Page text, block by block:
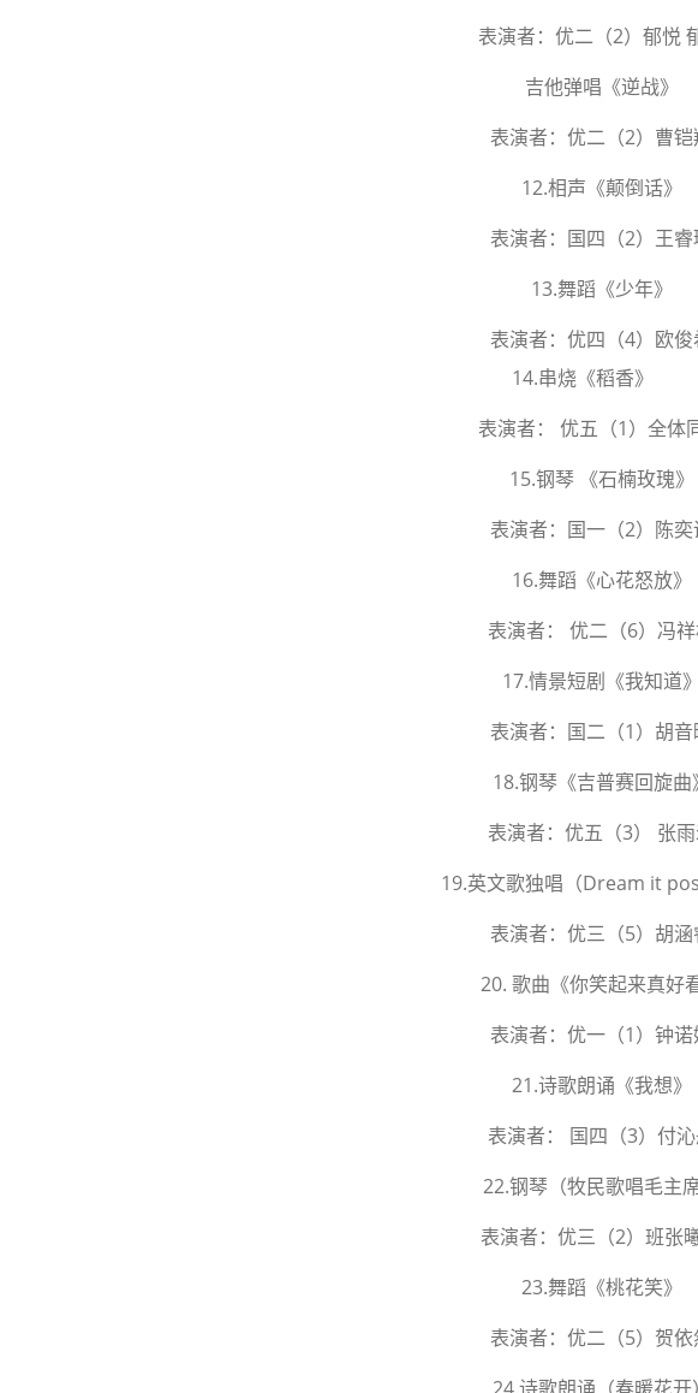
表演者：优二（2）郁悦
吉他弹唱《逆战》
表演者：优二（2）曹铠
12.相声《颠倒话》
表演者：国四（2）王睿
13.舞蹈《少年》
表演者：优四（4）欧俊
14.串烧《稻香》
表演者： 优五（1）全体
15.钢琴 《石楠玫瑰》
表演者：国一（2）陈奕
16.舞蹈《心花怒放》
表演者： 优二（6）冯
17.情景短剧《我知道》
表演者：国二（1）胡音
18.钢琴《吉普赛回旋曲
表演者：优五（3） 张
19.英文歌独唱（Dream it
表演者：优三（5）胡涵
20. 歌曲《你笑起来真好
表演者：优一（1）钟诺
21.诗歌朗诵《我想》
表演者： 国四（3）付
22.钢琴（牧民歌唱毛主席
表演者：优三（2）班张
23.舞蹈《桃花笑》
表演者：优二（5）贺依